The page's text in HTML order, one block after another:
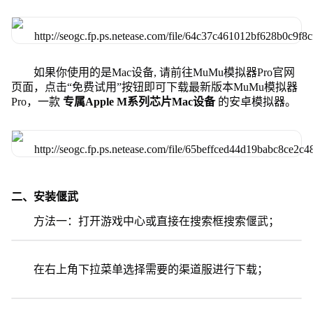
如果你使用的是Mac设备, 请前往MuMu模拟器Pro官网
页面，点击“免费试用”按钮即可下载最新版本MuMu模拟器
Pro，一款 专属Apple M系列芯片Mac设备 的安卓模拟器。
二、安装偃武
方法一：打开游戏中心或直接在搜索框搜索偃武；
在右上角下拉菜单选择需要的渠道服进行下载；